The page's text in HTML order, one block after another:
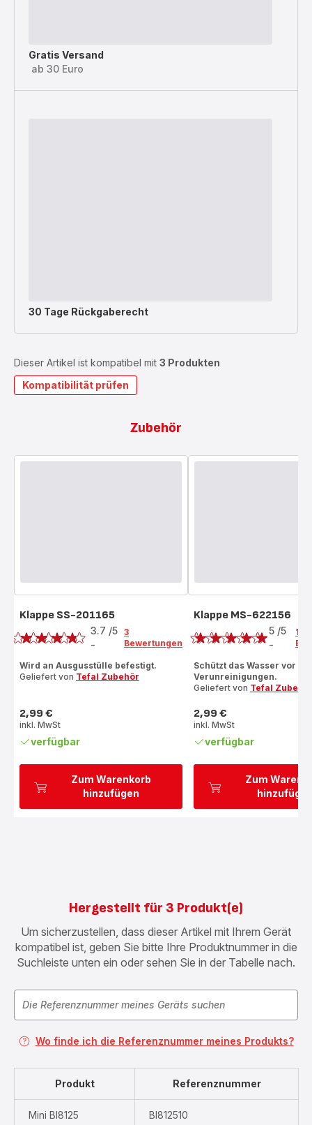
Gratis Versand
ab 30 Euro
30 Tage Rückgaberecht
Dieser Artikel ist kompatibel mit 3 Produkten
Kompatibilität prüfen
Zubehör
Zum Warenkorb
hinzufügen
Klappe SS-201165
Bewertung
3.7 /5
-
3
Bewertungen
Wird an Ausgusstülle befestigt.
Geliefert von Tefal Zubehör
Preis
2,99 €
inkl. MwSt
verfügbar
Zum
Klappe MS-622156
Bewertung
mit
5
Sternen
5 /5
-
1
Schützt das Wasser vor
Verunreinigungen.
Geliefert von Tefal
Preis
2,99 €
inkl. MwSt
verfügbar
Hergestellt für 3 Produkt(e)
Um sicherzustellen, dass dieser Artikel mit Ihrem Gerät
kompatibel ist, geben Sie bitte Ihre Produktnummer in die
Suchleiste unten ein oder sehen Sie in der Tabelle nach.
Wo finde ich die Referenznummer meines Produkts?
Produkt Referenznummer
Mini BI8125 BI812510